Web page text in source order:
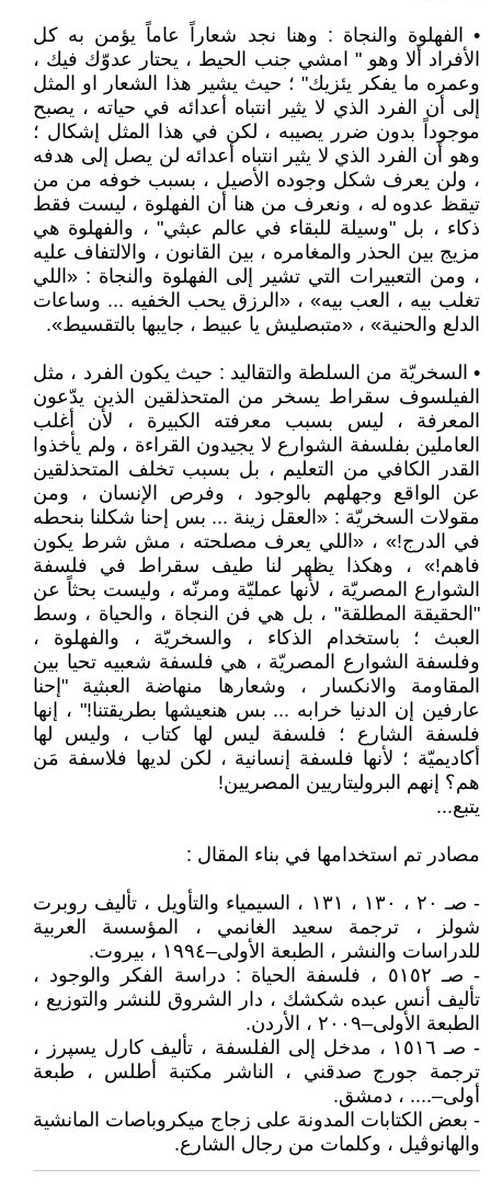
• الفهلوة والنجاة : وهنا نجد شعاراً عاماً يؤمن به كل
الأفراد ألا وهو " امشي جنب الحيط ، يحتار عدوّك فيك ،
وعمره ما يفكر يئزيك" ؛ حيث يشير هذا الشعار او المثل
إلى أن الفرد الذي لا يثير انتباه أعدائه في حياته ، يصبح
موجوداً بدون ضرر يصيبه ، لكن في هذا المثل إشكال ؛
وهو أن الفرد الذي لا يثير انتباه أعدائه لن يصل إلى هدفه
، ولن يعرف شكل وجوده الأصيل ، بسبب خوفه من من
تيقظ عدوه له ، ونعرف من هنا أن الفهلوة ، ليست فقط
ذكاء ، بل "وسيلة للبقاء في عالم عبثي" ، والفهلوة هي
مزيج بين الحذر والمغامره ، بين القانون ، والالتفاف عليه
، ومن التعبيرات التي تشير إلى الفهلوة والنجاة : «اللي
تغلب بيه ، العب بيه» ، «الرزق يحب الخفيه ... وساعات
الدلع والحنية» ، «متبصليش يا عبيط ، جايبها بالتقسيط».
• السخريّة من السلطة والتقاليد : حيث يكون الفرد ، مثل
الفيلسوف سقراط يسخر من المتحذلقين الذين يدّعون
المعرفة ، ليس بسبب معرفته الكبيرة ، لأن أغلب
العاملين بفلسفة الشوارع لا يجيدون القراءة ، ولم يأخذوا
القدر الكافي من التعليم ، بل بسبب تخلف المتحذلقين
عن الواقع وجهلهم بالوجود ، وفرص الإنسان ، ومن
مقولات السخريّة : «العقل زينة ... بس إحنا شكلنا بنحطه
في الدرج!» ، «اللي يعرف مصلحته ، مش شرط يكون
فاهم!» ، وهكذا يظهر لنا طيف سقراط في فلسفة
الشوارع المصريّة ، لأنها عمليّة ومرنّه ، وليست بحثاً عن
"الحقيقة المطلقة" ، بل هي فن النجاة ، والحياة ، وسط
العبث ؛ باستخدام الذكاء ، والسخريّة ، والفهلوة ،
وفلسفة الشوارع المصريّة ، هي فلسفة شعبيه تحيا بين
المقاومة والانكسار ، وشعارها منهاضة العبثية "إحنا
عارفين إن الدنيا خرابه ... بس هنعيشها بطريقتنا!" ، إنها
فلسفة الشارع ؛ فلسفة ليس لها كتاب ، وليس لها
أكاديميّة ؛ لأنها فلسفة إنسانية ، لكن لديها فلاسفة مَن
هم؟ إنهم البروليتاريين المصريين!
يتبع...
مصادر تم استخدامها في بناء المقال :
- صـ ٢٠ ، ١٣٠ ، ١٣١ ، السيمياء والتأويل ، تأليف روبرت
شولز ، ترجمة سعيد الغانمي ، المؤسسة العربية
للدراسات والنشر ، الطبعة الأولى–١٩٩٤ ، بيروت.
- صـ ٥١٥٢ ، فلسفة الحياة : دراسة الفكر والوجود ،
تأليف أنس عبده شكشك ، دار الشروق للنشر والتوزيع ،
الطبعة الأولى–٢٠٠٩ ، الأردن.
- صـ ١٥١٦ ، مدخل إلى الفلسفة ، تأليف كارل يسپرز ،
ترجمة جورج صدقني ، الناشر مكتبة أطلس ، طبعة
أولى–.... ، دمشق.
- بعض الكتابات المدونة على زجاج ميكروباصات المانشية
والهانوڤيل ، وكلمات من رجال الشارع.